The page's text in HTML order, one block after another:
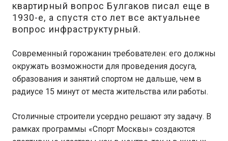
квартирный вопрос Булгаков писал еще в
1930-е, а спустя сто лет все актуальнее
вопрос инфраструктурный.
Современный горожанин требователен: его должны
окружать возможности для проведения досуга,
образования и занятий спортом не дальше, чем в
радиусе 15 минут от места жительства или работы.
Столичные строители усердно решают эту задачу. В
рамках программы «Спорт Москвы» создаются